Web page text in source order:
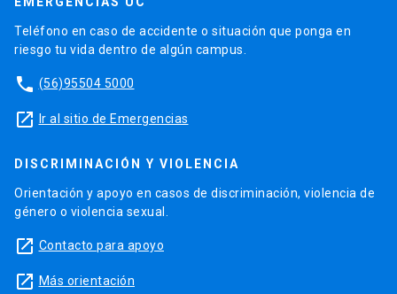
Teléfono en caso de accidente o situación que ponga en
riesgo tu vida dentro de algún campus.
phone (56)95504 5000
launch Ir al sitio de Emergencias
DISCRIMINACIÓN Y VIOLENCIA
Orientación y apoyo en casos de discriminación, violencia de
género o violencia sexual.
launch Contacto para apoyo
launch Más orientación